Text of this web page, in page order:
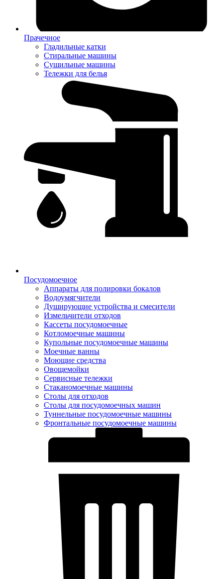
Прачечное
Гладильные катки
Стиральные машины
Сушильные машины
Тележки для белья
Посудомоечное
Аппараты для полировки бокалов
Водоумягчители
Душирующие устройства и смесители
Измельчители отходов
Кассеты посудомоечные
Котломоечные машины
Купольные посудомоечные машины
Моечные ванны
Моющие средства
Овощемойки
Сервисные тележки
Стаканомоечные машины
Столы для отходов
Столы для посудомоечных машин
Туннельные посудомоечные машины
Фронтальные посудомоечные машины